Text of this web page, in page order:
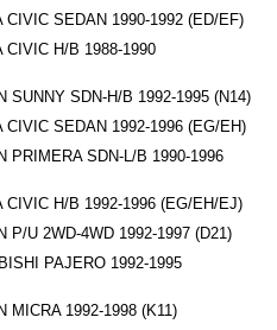
CIVIC SEDAN 1990-1992 (ED/EF)
CIVIC H/B 1988-1990
SUNNY SDN-H/B 1992-1995 (N14)
CIVIC SEDAN 1992-1996 (EG/EH)
PRIMERA SDN-L/B 1990-1996
CIVIC H/B 1992-1996 (EG/EH/EJ)
P/U 2WD-4WD 1992-1997 (D21)
PAJERO 1992-1995
MICRA 1992-1998 (K11)